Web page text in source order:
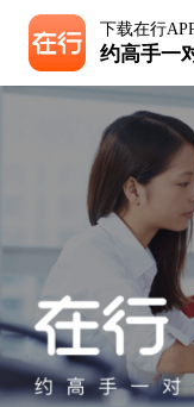
下载在行
约高手一